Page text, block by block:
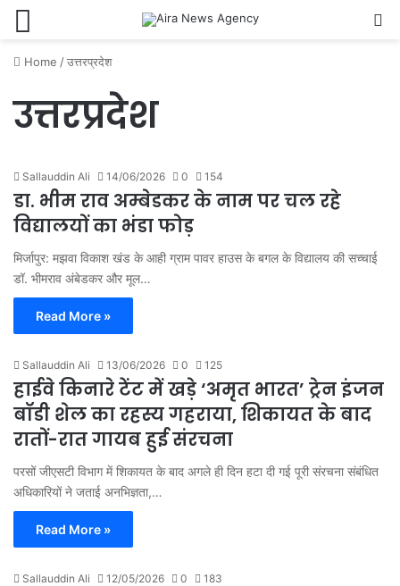
Home /उत्तरप्रदेश
उत्तरप्रदेश
Sallauddin Ali 14/06/2026 0 154
डा. भीम राव अम्बेडकर के नाम पर चल रहे
विद्यालयों का भंडा फोड़
मिर्जापुर: मझवा विकाश खंड के आही ग्राम पावर हाउस के बगल के विद्यालय की सच्चाई
डॉ. भीमराव अंबेडकर और मूल…
Read More »
Sallauddin Ali 13/06/2026 0 125
हाईवे किनारे टेंट में खड़े ‘अमृत भारत’ ट्रेन इंजन
बॉडी शेल का रहस्य गहराया, शिकायत के बाद
रातों-रात गायब हुई संरचना
परसों जीएसटी विभाग में शिकायत के बाद अगले ही दिन हटा दी गई पूरी संरचना संबंधित
अधिकारियों ने जताई अनभिज्ञता,…
Read More »
Sallauddin Ali 12/05/2026 0 183